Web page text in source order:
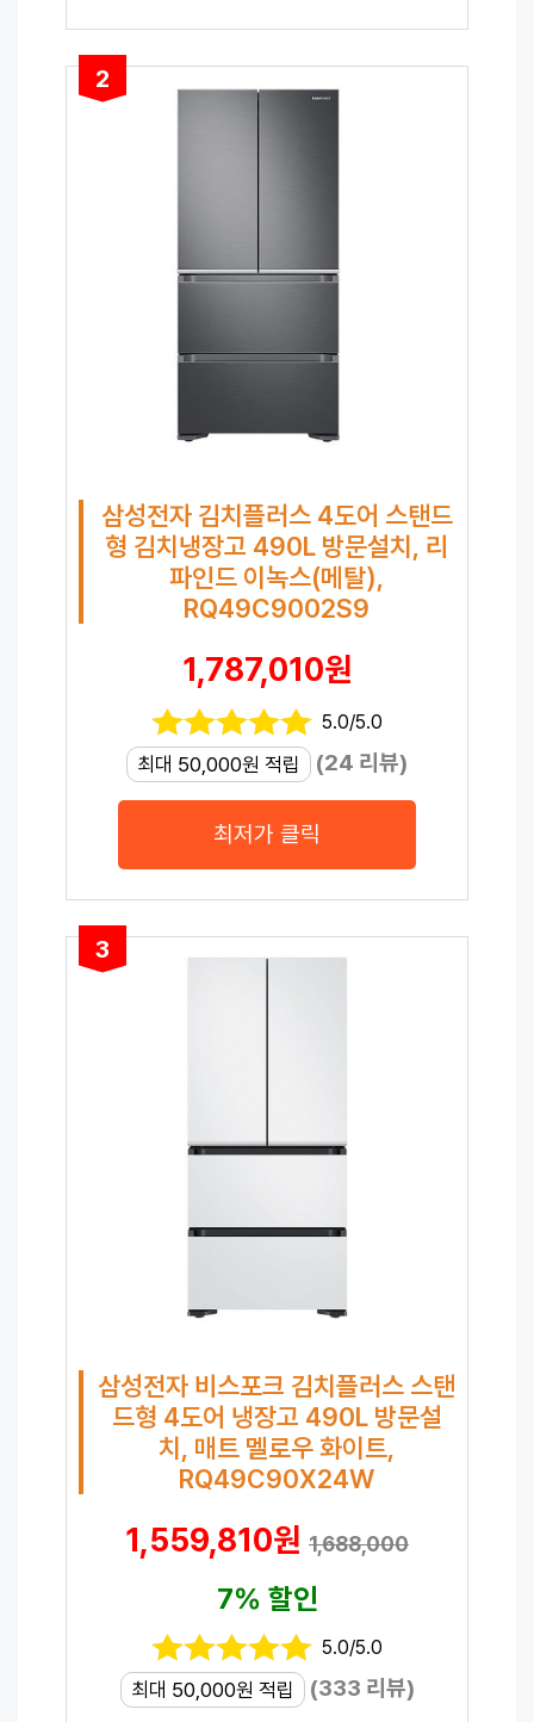
2
삼성전자 김치플러스 4도어 스탠드
형 김치냉장고 490L 방문설치, 리
파인드 이녹스(메탈),
RQ49C9002S9
1,787,010원
5.0/5.0
최대 50,000원 적립 (24 리뷰)
최저가 클릭
3
삼성전자 비스포크 김치플러스 스탠
드형 4도어 냉장고 490L 방문설
치, 매트 멜로우 화이트,
RQ49C90X24W
1,559,810원 1,688,000
7% 할인
5.0/5.0
최대 50,000원 적립 (333 리뷰)